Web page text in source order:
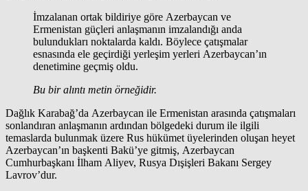
İmzalanan ortak bildiriye göre Azerbaycan ve
Ermenistan güçleri anlaşmanın imzalandığı anda
bulundukları noktalarda kaldı. Böylece çatışmalar
esnasında ele geçirdiği yerleşim yerleri Azerbaycan’ın
denetimine geçmiş oldu.
Bu bir alıntı metin örneğidir.
Dağlık Karabağ’da Azerbaycan ile Ermenistan arasında çatışmaları
sonlandıran anlaşmanın ardından bölgedeki durum ile ilgili
temaslarda bulunmak üzere Rus hükümet üyelerinden oluşan heyet
Azerbaycan’ın başkenti Bakü’ye gitmiş, Azerbaycan
Cumhurbaşkanı İlham Aliyev, Rusya Dışişleri Bakanı Sergey
Lavrov’dur.